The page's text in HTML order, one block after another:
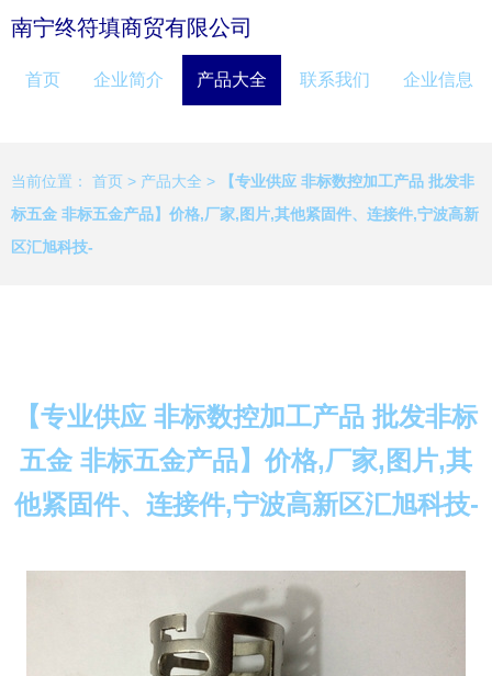
南宁终符填商贸有限公司
首页 企业简介 产品大全 联系我们 企业信息
当前位置： 首页 > 产品大全 >
【专业供应 非标数控加工产品 批发非
标五金 非标五金产品】价格,厂家,图片,其他紧固件、连接件,宁波高新
区汇旭科技-
【专业供应 非标数控加工产品 批发非标
五金 非标五金产品】价格,厂家,图片,其
他紧固件、连接件,宁波高新区汇旭科技-